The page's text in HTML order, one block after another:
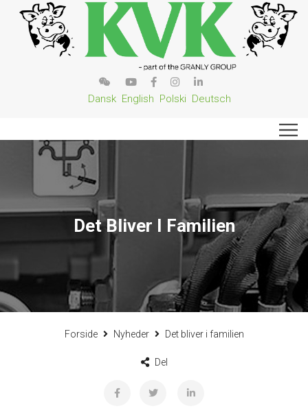
Dansk English Polski Deutsch
Det Bliver I Familien
Forside Nyheder Det bliver i familien
Del